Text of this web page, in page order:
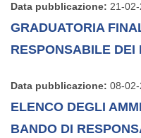
Data pubblicazione: 21-
GRADUATORIA
RESPONSABILE DEI
Data pubblicazione: 08-
ELENCO DEGLI
BANDO DI